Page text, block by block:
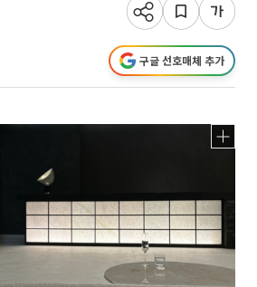
구글 선호매체 추가